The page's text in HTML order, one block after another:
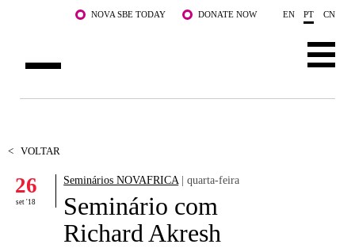
Saltar para o conteúdo principalNOVA SBE TODAY DONATE NOW EN PT CN
DOCENTES E INVESTIGAÇÃO
COMUNIDADE
< VOLTAR
26
set '18
Seminários NOVAFRICA| quarta-feira
Seminário com
Richard Akresh